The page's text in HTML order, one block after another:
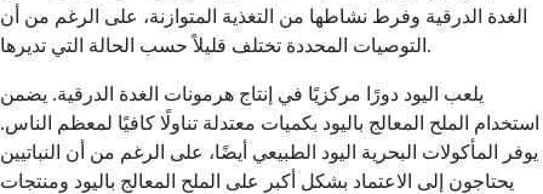
الغدة الدرقية وفرط نشاطها من التغذية المتوازنة، على الرغم من أن
التوصيات المحددة تختلف قليلاً حسب الحالة التي تديرها.
يلعب اليود دورًا مركزيًا في إنتاج هرمونات الغدة الدرقية. يضمن
استخدام الملح المعالج باليود بكميات معتدلة تناولًا كافيًا لمعظم الناس.
يوفر المأكولات البحرية اليود الطبيعي أيضًا، على الرغم من أن النباتيين
يحتاجون إلى الاعتماد بشكل أكبر على الملح المعالج باليود ومنتجات